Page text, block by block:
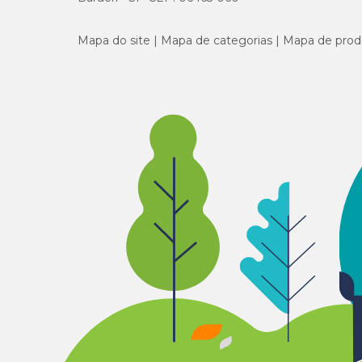
Mapa do site Mapa de categorias Mapa de